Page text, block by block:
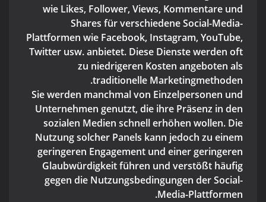
wie Likes, Follower, Views, Kommentare und
Shares für verschiedene Social-Media-
Plattformen wie Facebook, Instagram, YouTube,
Twitter usw. anbietet. Diese Dienste werden oft
zu niedrigeren Kosten angeboten als
traditionelle Marketingmethoden.
Sie werden manchmal von Einzelpersonen und
Unternehmen genutzt, die ihre Präsenz in den
sozialen Medien schnell erhöhen wollen. Die
Nutzung solcher Panels kann jedoch zu einem
geringeren Engagement und einer geringeren
Glaubwürdigkeit führen und verstößt häufig
gegen die Nutzungsbedingungen der Social-
Media-Plattformen.